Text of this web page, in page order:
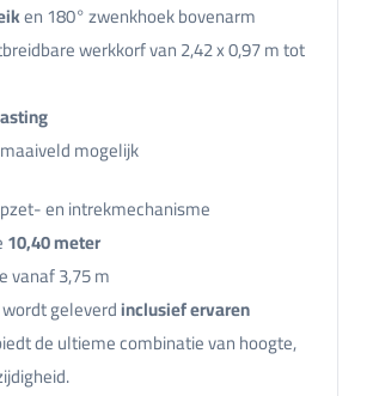
en 180° zwenkhoek bovenarm
werkkorf van 2,42 x 0,97 m tot
mogelijk
en intrekmechanisme
10,40 meter
vanaf 3,75 m
geleverdinclusief ervaren
de ultieme combinatie van hoogte,